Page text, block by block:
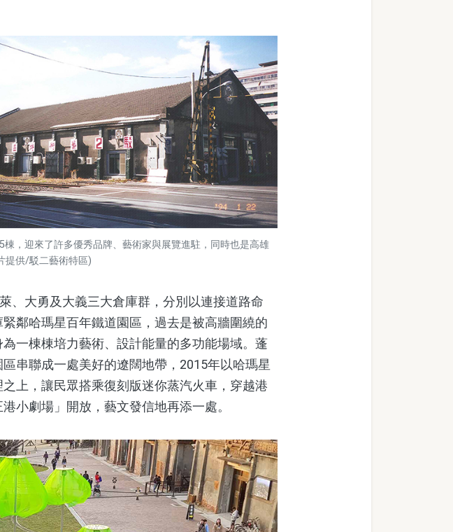
，迎來了許多優秀品牌、藝術家與展覽進駐，同時也是高雄
提供/駁二藝術特區)
大勇及大義三大倉庫群，分別以連接道路命
鄰哈瑪星百年鐵道園區，過去是被高牆圍繞的
一棟棟培力藝術、設計能量的多功能場域。蓬
串聯成一處美好的遼闊地帶，2015年以哈瑪星
上，讓民眾搭乘復刻版迷你蒸汽火車，穿越港
小劇場」開放，藝文發信地再添一處。